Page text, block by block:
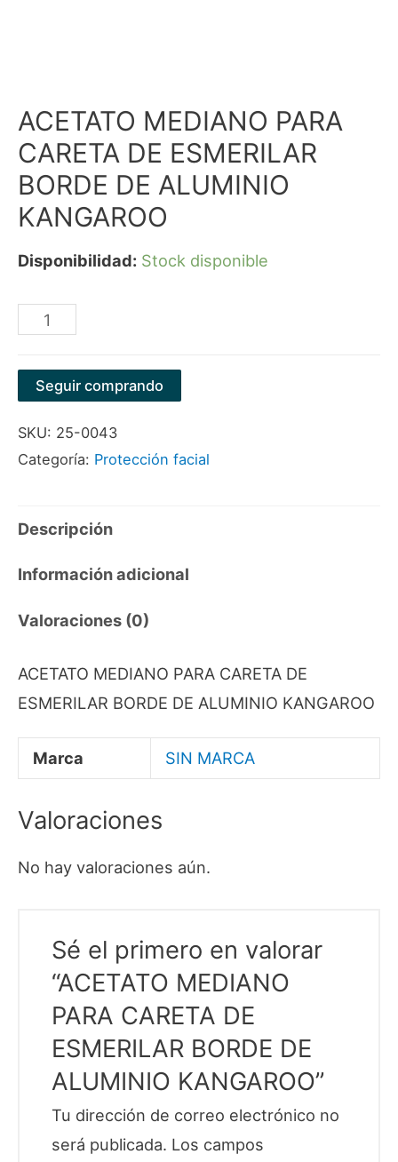
ACETATO MEDIANO PARA
CARETA DE ESMERILAR
BORDE DE ALUMINIO
KANGAROO
Disponibilidad: Stock disponible
ACETATO
PARA
CARETA
DE
ESMERILAR
DE
KANGAROO
cantidad
Seguir comprando
SKU: 25-0043
Categoría: Protección facial
Descripción
Información adicional
Valoraciones (0)
ACETATO MEDIANO PARA CARETA DE
ESMERILAR BORDE DE ALUMINIO KANGAROO
Marca SIN MARCA
Valoraciones
No hay valoraciones aún.
Sé el primero en valorar
“ACETATO MEDIANO
PARA CARETA DE
ESMERILAR BORDE DE
ALUMINIO KANGAROO”
Tu dirección de correo electrónico no
será publicada. Los campos